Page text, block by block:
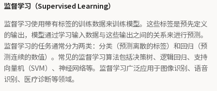
监督学习（Supervised Learning）
监督学习使用带有标签的训练数据来训练模型。这些标签是预先定义
的输出，模型通过学习输入数据与这些输出之间的关系来进行预测。
监督学习的任务通常分为两类：分类（预测离散的标签）和回归（预
测连续的数值）。常见的监督学习算法包括决策树、逻辑回归、支持
向量机（SVM）、神经网络等。监督学习广泛应用于图像识别、语音
识别、医疗诊断等领域。